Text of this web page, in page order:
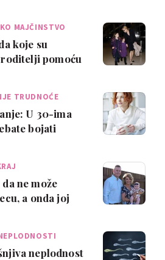
MAJČINSTVO
koje su
pomoću
TRUDNOĆE
U 30-ima
bojati
da ne može
a onda joj
neplodnost